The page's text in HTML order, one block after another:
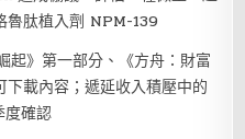
魯肽植入劑 NPM-139
起》第一部分、《方舟：財富
載內容；遞延收入積壓中的
度確認